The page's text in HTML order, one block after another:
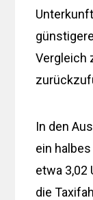
Vergleich
In den
ein
etwa 3,02
die